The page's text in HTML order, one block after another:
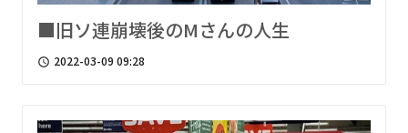
■旧ソ連崩壊後のMさんの人生
access_time 2022-03-09 09:28